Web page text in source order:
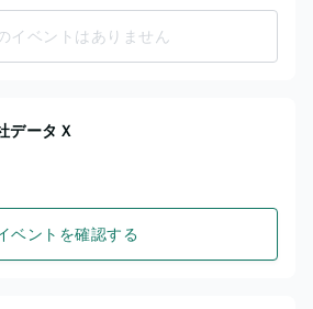
イベントはありません
データＸ
ベントを確認する